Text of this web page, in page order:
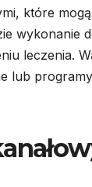
które mogą
wykonanie
leczenia.
lub